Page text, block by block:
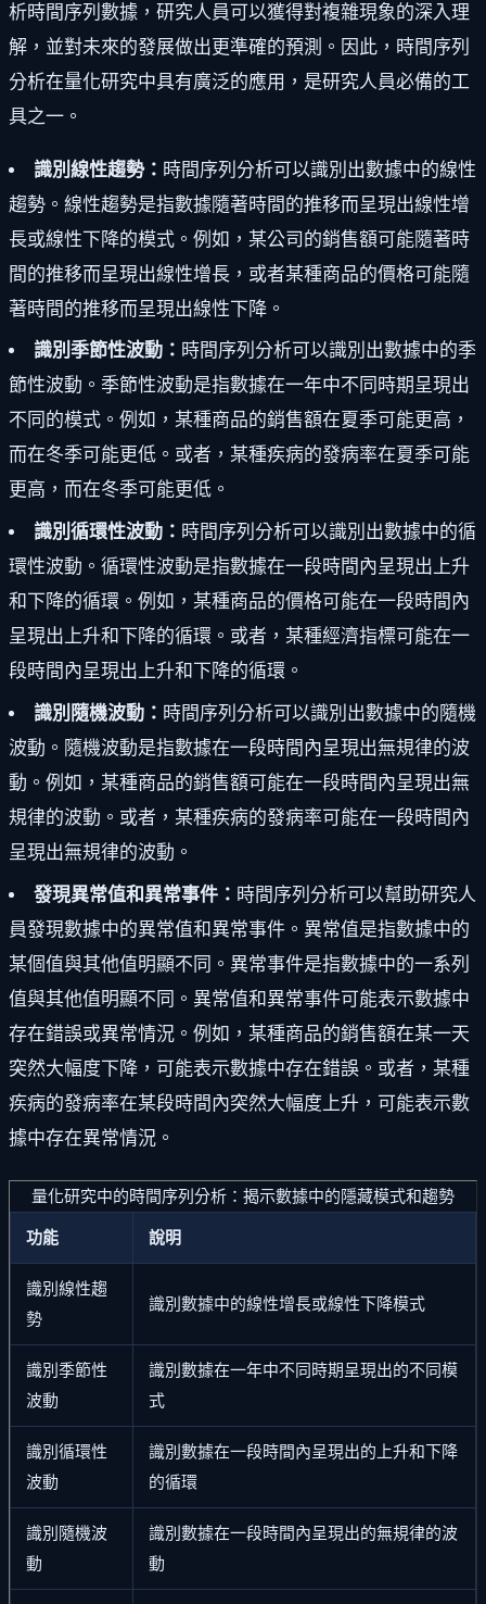
析時間序列數據，研究人員可以獲得對複雜現象的深入理
解，並對未來的發展做出更準確的預測。因此，時間序列
分析在量化研究中具有廣泛的應用，是研究人員必備的工
具之一。
識別線性趨勢： 時間序列分析可以識別出數據中的線性
趨勢。線性趨勢是指數據隨著時間的推移而呈現出線性增
長或線性下降的模式。例如，某公司的銷售額可能隨著時
間的推移而呈現出線性增長，或者某種商品的價格可能隨
著時間的推移而呈現出線性下降。
識別季節性波動： 時間序列分析可以識別出數據中的季
節性波動。季節性波動是指數據在一年中不同時期呈現出
不同的模式。例如，某種商品的銷售額在夏季可能更高，
而在冬季可能更低。或者，某種疾病的發病率在夏季可能
更高，而在冬季可能更低。
識別循環性波動： 時間序列分析可以識別出數據中的循
環性波動。循環性波動是指數據在一段時間內呈現出上升
和下降的循環。例如，某種商品的價格可能在一段時間內
呈現出上升和下降的循環。或者，某種經濟指標可能在一
段時間內呈現出上升和下降的循環。
識別隨機波動： 時間序列分析可以識別出數據中的隨機
波動。隨機波動是指數據在一段時間內呈現出無規律的波
動。例如，某種商品的銷售額可能在一段時間內呈現出無
規律的波動。或者，某種疾病的發病率可能在一段時間內
呈現出無規律的波動。
發現異常值和異常事件： 時間序列分析可以幫助研究人
員發現數據中的異常值和異常事件。異常值是指數據中的
某個值與其他值明顯不同。異常事件是指數據中的一系列
值與其他值明顯不同。異常值和異常事件可能表示數據中
存在錯誤或異常情況。例如，某種商品的銷售額在某一天
突然大幅度下降，可能表示數據中存在錯誤。或者，某種
疾病的發病率在某段時間內突然大幅度上升，可能表示數
據中存在異常情況。
量化研究中的時間序列分析：揭示數據中的隱藏模式和趨勢
功能 說明
識別線性趨
勢
識別數據中的線性增長或線性下降模式
識別季節性
波動
識別數據在一年中不同時期呈現出的不同模
式
識別循環性
波動
識別數據在一段時間內呈現出的上升和下降
的循環
識別隨機波
動
識別數據在一段時間內呈現出的無規律的波
動